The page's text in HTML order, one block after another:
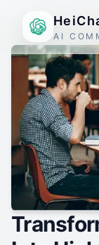
AI